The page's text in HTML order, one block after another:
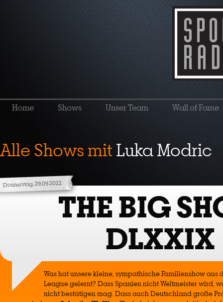
Home Shows Unser Team Wall of Fame
Alle Shows mitLuka Modric
Donnerstag, 29.09.2022
THE BIG
DLXXIX
Was hat unsere kleine, sympathische Familienshow aus
League gelernt? Dass Spanien nicht Weltmeister wird,
nicht bestätigen mag. Dass auch Deutschland große